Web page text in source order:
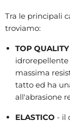
Tra le principali
troviamo:
TOP QUALITY
massima
tatto ed ha
all'abrasione
ELASTICO - il